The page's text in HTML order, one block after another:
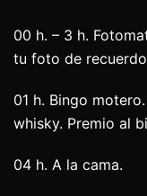
00 h. – 3 h.
tu foto de
01 h. Bingo
whisky. Premio al
04 h. A la cama.